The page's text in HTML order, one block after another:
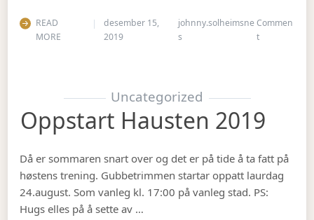
READ
MORE
desember 15,
2019
johnny.solheimsne
s
Commen
ton
Uncategorized
Oppstart Hausten 2019
Då er sommaren snart over og det er på tide å ta fatt på
høstens trening. Gubbetrimmen startar oppatt laurdag
24.august. Som vanleg kl. 17:00 på vanleg stad. PS:
Hugs elles på å sette av …